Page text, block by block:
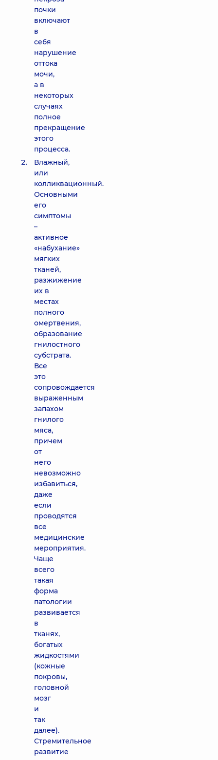
почки
включают
в
себя
нарушение
оттока
мочи,
а в
некоторых
случаях
полное
прекращение
этого
процесса.
Влажный,
или
колликвационный.
Основными
его
симптомы
–
активное
«набухание»
мягких
тканей,
разжижение
их в
местах
полного
омертвения,
образование
гнилостного
субстрата.
Все
это
сопровождается
выраженным
запахом
гнилого
мяса,
причем
от
него
невозможно
избавиться,
даже
если
проводятся
все
медицинские
мероприятия.
Чаще
всего
такая
форма
патологии
развивается
в
тканях,
богатых
жидкостями
(кожные
покровы,
головной
мозг
и
так
далее).
Стремительное
развитие